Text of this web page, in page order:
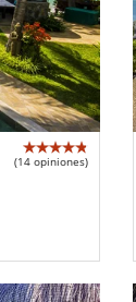
(14 opiniones)